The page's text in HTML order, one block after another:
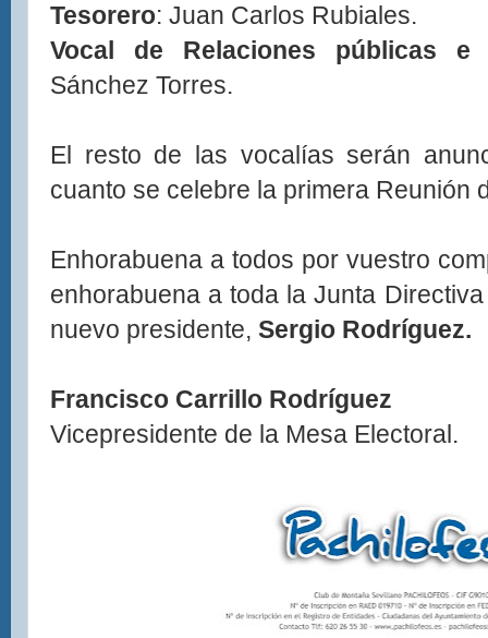
Tesorero: Juan Carlos Rubiales.
Vocal de Relaciones públicas e
Sánchez Torres.
El resto de las vocalías serán
cuanto se celebre la primera Reunión
Enhorabuena a todos por vuestro
enhorabuena a toda la Junta
nuevo presidente, Sergio Rodríguez.
Francisco Carrillo Rodríguez
Vicepresidente de la Mesa Electoral.